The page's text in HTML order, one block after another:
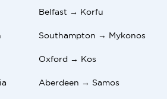
Belfast → Korfu
Southampton → Mykonos
Oxford → Kos
Aberdeen → Samos